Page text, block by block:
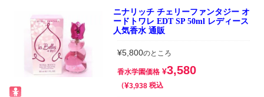
ニナリッチ チェリーファンタジー オ
ードトワレ EDT SP 50ml レディース
人気香水 通販
¥5,800のところ
香水学園価格 ¥3,580
¥3,938 税込